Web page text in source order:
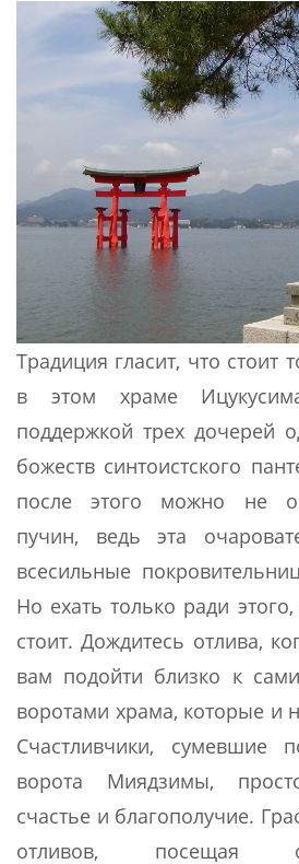
Традиция гласит, что стоит
в этом храме
поддержкой трех дочерей
божеств синтоистского
после этого можно не
пучин, ведь эта
всесильные
Но ехать только ради
стоит. Дождитесь отлива,
вам подойти близко к
воротами храма, которые и
Счастливчики, сумевшие
ворота Миядзимы,
счастье и благополучие.
отливов, посещая